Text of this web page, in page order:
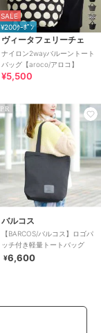
SALE
¥200ｸｰﾎﾟﾝ
ヴィータフェリーチェ
ナイロン2wayバルーントート
バッグ【aroco/アロコ】
¥5,500
PR
バルコス
【BARCOS/バルコス】ロゴパ
ッチ付き軽量トートバッグ
¥6,600